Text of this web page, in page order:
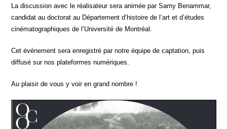
La dis­cus­sion avec le réa­li­sa­teur sera ani­mée par Samy Benam­mar,
can­di­dat au doc­to­rat au Dépar­te­ment d’histoire de l’art et d’études
ciné­ma­to­gra­phiques de l’Université de Montréal.
Cet évé­ne­ment sera enre­gis­tré par notre équipe de cap­ta­tion, puis
dif­fu­sé sur nos pla­te­formes numériques.
Au plai­sir de vous y voir en grand nombre !